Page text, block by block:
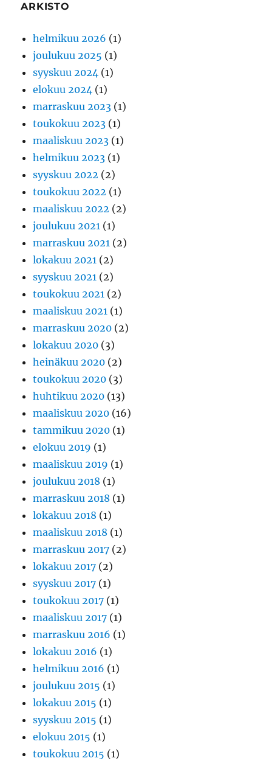
ARKISTO
helmikuu 2026 (1)
joulukuu 2025 (1)
syyskuu 2024 (1)
elokuu 2024 (1)
marraskuu 2023 (1)
toukokuu 2023 (1)
maaliskuu 2023 (1)
helmikuu 2023 (1)
syyskuu 2022 (2)
toukokuu 2022 (1)
maaliskuu 2022 (2)
joulukuu 2021 (1)
marraskuu 2021 (2)
lokakuu 2021 (2)
syyskuu 2021 (2)
toukokuu 2021 (2)
maaliskuu 2021 (1)
marraskuu 2020 (2)
lokakuu 2020 (3)
heinäkuu 2020 (2)
toukokuu 2020 (3)
huhtikuu 2020 (13)
maaliskuu 2020 (16)
tammikuu 2020 (1)
elokuu 2019 (1)
maaliskuu 2019 (1)
joulukuu 2018 (1)
marraskuu 2018 (1)
lokakuu 2018 (1)
maaliskuu 2018 (1)
marraskuu 2017 (2)
lokakuu 2017 (2)
syyskuu 2017 (1)
toukokuu 2017 (1)
maaliskuu 2017 (1)
marraskuu 2016 (1)
lokakuu 2016 (1)
helmikuu 2016 (1)
joulukuu 2015 (1)
lokakuu 2015 (1)
syyskuu 2015 (1)
elokuu 2015 (1)
toukokuu 2015 (1)